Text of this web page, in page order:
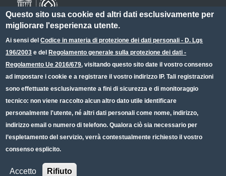
Small prints
Useful links section
Redazione web
Privacy
Note legali
Dichiarazione Accessibilità
CC BY 4.0 IT
Questo sito usa cookie ed altri dati esclusivamente per
migliorare l'esperienza utente.
Ai sensi delCodice in materia di protezione dei dati personali - D. Lgs
196/2003 e del Regolamento generale sulla protezione dei dati -
Regolamento Ue 2016/679, visitando questo sito date il vostro consenso
ad impostare i cookie e a registrare il vostro indirizzo IP. Tali registrazioni
sono effettuate esclusivamente a fini di sicurezza e di monitoraggio
tecnico: non viene raccolto alcun altro dato utile identificare
personalmente l'utente, né altri dati personali come nome, indirizzo,
indirizzo email o numero di telefono. Qualora ciò sia necessario per
l’espletamento del servizio, verrà contestualmente richiesto il vostro
consenso esplicito.
Accetto Rifiuto